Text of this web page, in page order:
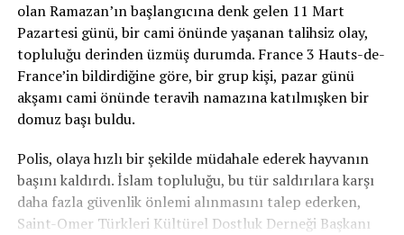
olan Ramazan’ın başlangıcına denk gelen 11 Mart
Pazartesi günü, bir cami önünde yaşanan talihsiz olay,
topluluğu derinden üzmüş durumda. France 3 Hauts-de-
France’in bildirdiğine göre, bir grup kişi, pazar günü
akşamı cami önünde teravih namazına katılmışken bir
domuz başı buldu.
Polis, olaya hızlı bir şekilde müdahale ederek hayvanın
başını kaldırdı. İslam topluluğu, bu tür saldırılara karşı
daha fazla güvenlik önlemi alınmasını talep ederken,
Saint-Omer Türkleri Kültürel Dostluk Derneği Başkanı